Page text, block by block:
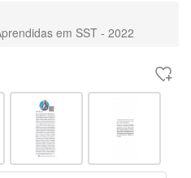
em SST - 2022